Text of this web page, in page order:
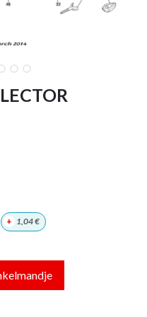
+ 1,04€